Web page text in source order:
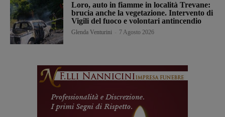
Loro, auto in fiamme in località Trevane:
brucia anche la vegetazione. Intervento di
Vigili del fuoco e volontari antincendio
Glenda Venturini 7 Agosto 2026